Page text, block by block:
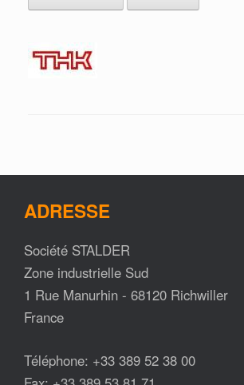
ADRESSE
Société STALDER
Zone industrielle Sud
1 Rue Manurhin - 68120 Richwiller
France
Téléphone: +33 389 52 38 00